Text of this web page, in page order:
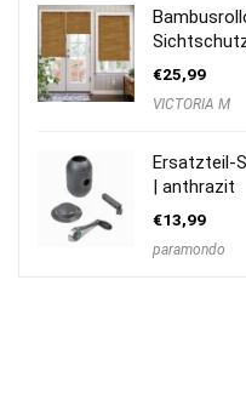
€25,99
VICTORIA M
Ersatzteil-
| anthrazit
€13,99
paramondo